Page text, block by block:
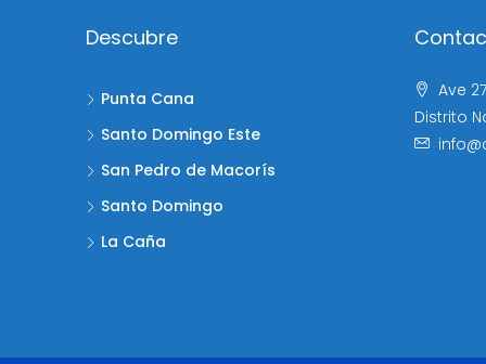
Descubre
Punta Cana
Santo Domingo Este
San Pedro de Macorís
Santo Domingo
La Caña
Ave
Distrito